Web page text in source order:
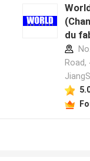
du
Road,